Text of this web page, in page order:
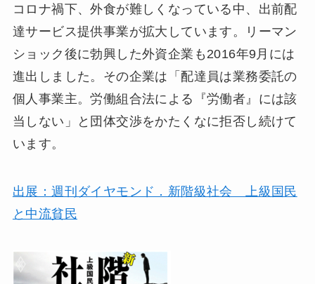
コロナ禍下、外食が難しくなっている中、出前配
達サービス提供事業が拡大しています。リーマン
ショック後に勃興した外資企業も2016年9月には
進出しました。その企業は「配達員は業務委託の
個人事業主。労働組合法による『労働者』には該
当しない」と団体交渉をかたくなに拒否し続けて
います。
出展：週刊ダイヤモンド．新階級社会 上級国民
と中流貧民